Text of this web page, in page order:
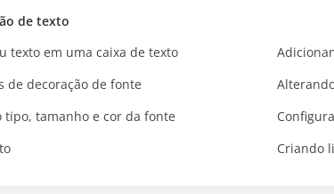
de texto
texto em uma caixa de texto
de decoração de fonte
tipo, tamanho e cor da fonte
Criando